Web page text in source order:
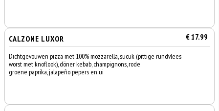
CALZONE LUXOR € 17.99
Dichtgevouwen pizza met 100% mozzarella, sucuk (pittige rundvlees
worst met knoflook), döner kebab, champignons, rode
groene paprika, jalapeño pepers en ui